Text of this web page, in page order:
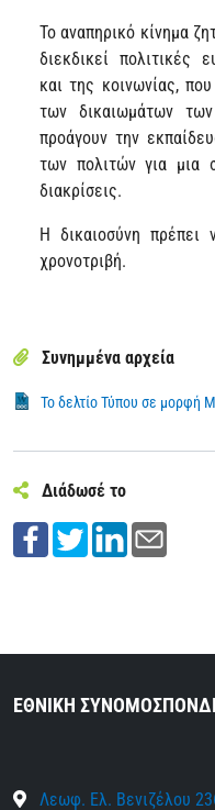
Το αναπηρικό κίνημα
διεκδικεί πολιτικές
και της κοινωνίας,
των δικαιωμάτων
προάγουν την
των πολιτών για μια
διακρίσεις.
Η δικαιοσύνη πρέπει
χρονοτριβή.
Συνημμένα αρχεία
Το δελτίο Τύπου σε μορφή
Διάδωσέ το
ΕΘΝΙΚΗ
Λεωφ. Ελ. Βενιζέλου